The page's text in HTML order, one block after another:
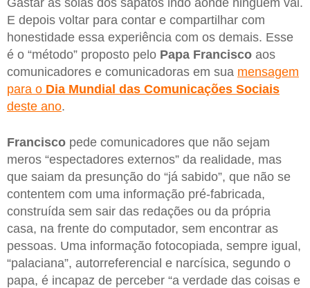
Gastar as solas dos sapatos indo aonde ninguém vai.
E depois voltar para contar e compartilhar com
honestidade essa experiência com os demais. Esse
é o “método” proposto pelo Papa Francisco aos
comunicadores e comunicadoras em sua mensagem
para o Dia Mundial das Comunicações Sociais
deste ano.
Francisco pede comunicadores que não sejam
meros “espectadores externos” da realidade, mas
que saiam da presunção do “já sabido”, que não se
contentem com uma informação pré-fabricada,
construída sem sair das redações ou da própria
casa, na frente do computador, sem encontrar as
pessoas. Uma informação fotocopiada, sempre igual,
“palaciana”, autorreferencial e narcísica, segundo o
papa, é incapaz de perceber “a verdade das coisas e